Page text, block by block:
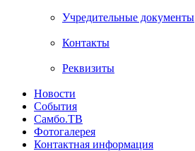
Учредительные документы
Контакты
Реквизиты
Новости
События
Самбо.ТВ
Фотогалерея
Контактная информация